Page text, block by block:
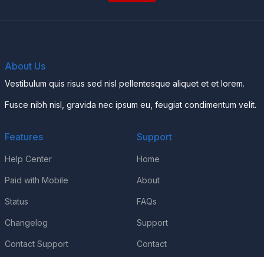
About Us
Vestibulum quis risus sed nisl pellentesque aliquet et et lorem.
Fusce nibh nisl, gravida nec ipsum eu, feugiat condimentum velit.
Features
Help Center
Paid with Mobile
Status
Changelog
Contact Support
Support
Home
About
FAQs
Support
Contact